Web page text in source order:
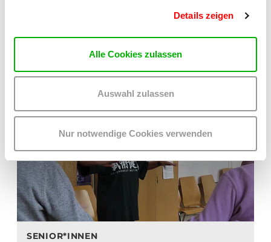
Details zeigen
Alle Cookies zulassen
Auswahl zulassen
Nur notwendige Cookies verwenden
BILDUNG
Gemeinsam neue Sprachen lernen, Neues entdecken, deine
Hier findest du den richtigen Kurs für dich.
SENIOR*INNEN